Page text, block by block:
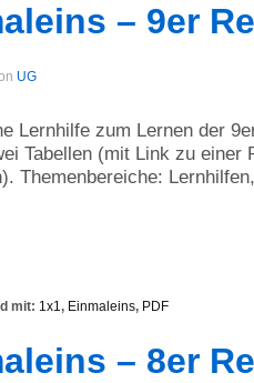
– 9er
UG
Lernhilfe zum Lernen der
Tabellen (mit Link zu einer
Themenbereiche:
mit: 1x1 , Einmaleins, PDF
– 8er